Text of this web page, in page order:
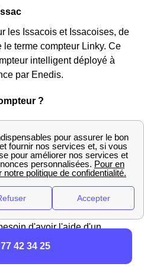
les Issacois et Issacoises, de
terme compteur Linky. Ce
intelligent déployé à
par Enedis.
?
et simplifier les démarches
Ce compteur permet
la consommation des
Ainsi, ceci
des factures mensuelles
faite. Le second
d'avoir l'aide d'un
pour les démarches
42 34 25